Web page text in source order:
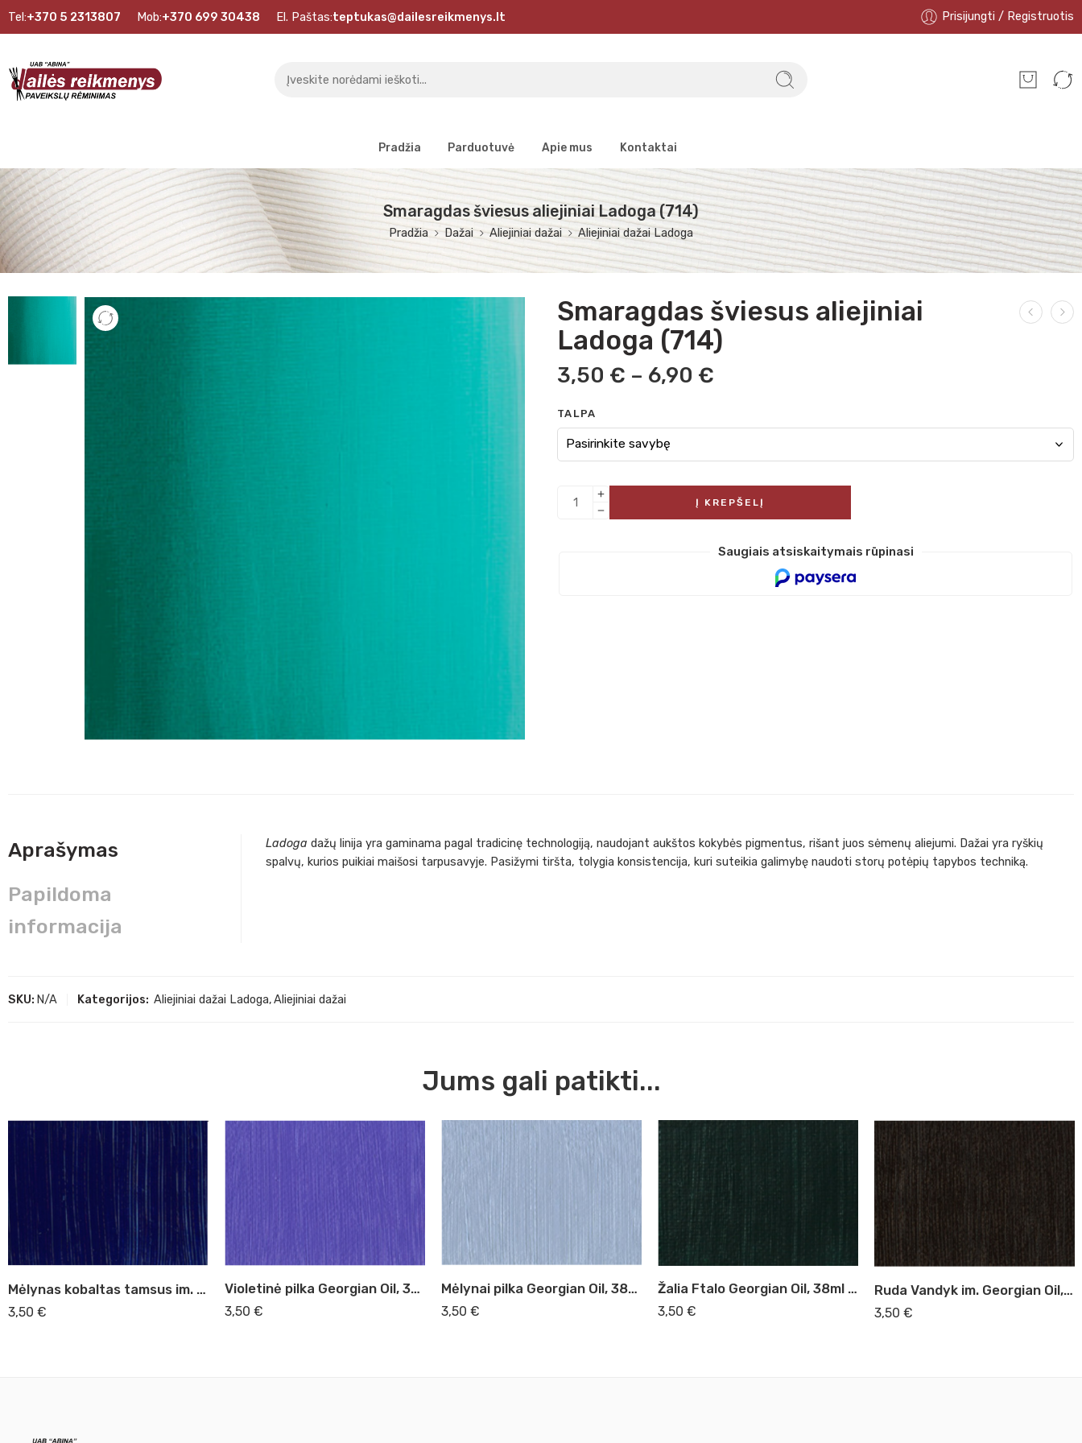
Tel:+370 5 2313807 Mob:+370 699 30438 El. Paštas:teptukas@dailesreikmenys.lt Prisijungti / Registruotis
Pradžia Parduotuvė Apie mus Kontaktai
Smaragdas šviesus aliejiniai Ladoga (714)
Pradžia Dažai Aliejiniai dažai Aliejiniai dažai Ladoga
Smaragdas šviesus aliejiniai
Ladoga (714)
3,50 € – 6,90 €
TALPA
Į KREPŠELĮ
Saugiais atsiskaitymais rūpinasi
Aprašymas
Papildoma
informacija
Ladoga dažų linija yra gaminama pagal tradicinę technologiją, naudojant aukštos kokybės pigmentus, rišant juos sėmenų aliejumi. Dažai yra ryškių
spalvų, kurios puikiai maišosi tarpusavyje. Pasižymi tiršta, tolygia konsistencija, kuri suteikia galimybę naudoti storų potėpių tapybos techniką.
SKU: N/A Kategorijos: Aliejiniai dažai Ladoga,Aliejiniai dažai
Jums gali patikti...
Mėlynas kobaltas tamsus im. Georgian Oil, 38ml (111)
3,50 €
Violetinė pilka Georgian Oil, 38ml (442)
3,50 €
Mėlynai pilka Georgian Oil, 38ml (133)
3,50 €
Žalia Ftalo Georgian Oil, 38ml (361)
3,50 €
Ruda Vandyk im. Georgian Oil, 38ml (264)
3,50 €